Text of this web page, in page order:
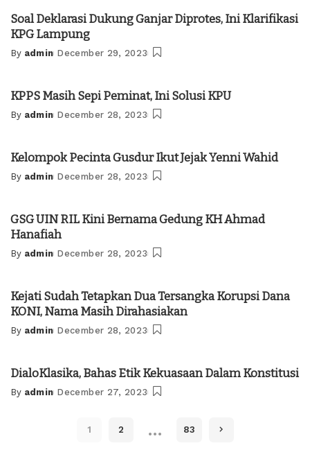
Soal Deklarasi Dukung Ganjar Diprotes, Ini Klarifikasi
KPG Lampung
Posted
By admin December 29, 2023
KPPS Masih Sepi Peminat, Ini Solusi KPU
Posted
By admin December 28, 2023
Kelompok Pecinta Gusdur Ikut Jejak Yenni Wahid
Posted
By admin December 28, 2023
GSG UIN RIL Kini Bernama Gedung KH Ahmad
Hanafiah
Posted
By admin December 28, 2023
Kejati Sudah Tetapkan Dua Tersangka Korupsi Dana
KONI, Nama Masih Dirahasiakan
Posted
By admin December 28, 2023
DialoKlasika, Bahas Etik Kekuasaan Dalam Konstitusi
Posted
By admin December 27, 2023
1 2 … 83